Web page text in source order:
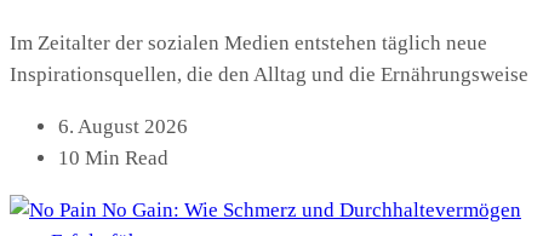
Im Zeitalter der sozialen Medien entstehen täglich neue
Inspirationsquellen, die den Alltag und die Ernährungsweise
6. August 2026
10 Min Read